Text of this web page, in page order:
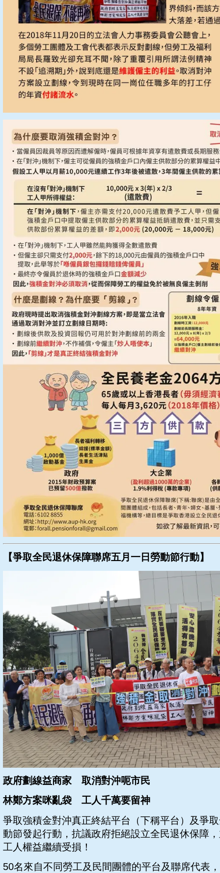
【爭取全民退休保障聯席五月一日勞動節行動】
政府劃線益商家 取消對沖呃市民
林鄭方案咪亂袋 工人千萬要留神
爭取強積金對沖真正終結平台（下稱平台）及爭
動節發起行動，抗議政府拒絕設立全民退休保障
工人權益繼續受損！
50名來自不同勞工及民間團體的平台及聯席代表